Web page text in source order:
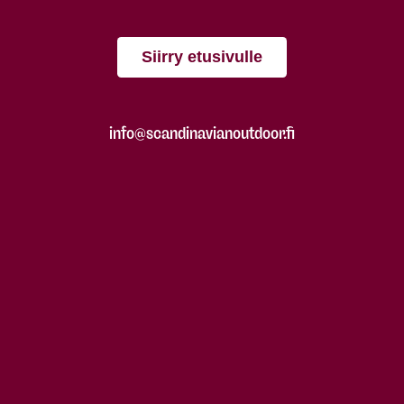
Siirry etusivulle
info@scandinavianoutdoor.fi